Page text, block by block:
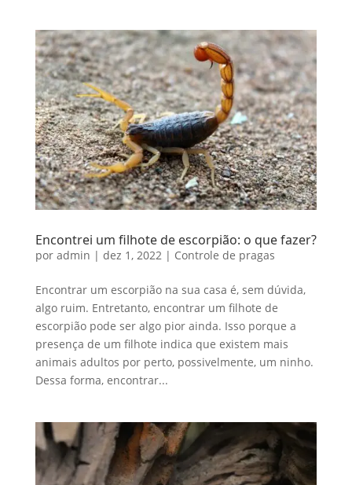
Encontrei um filhote de escorpião: o que fazer?
por admin | dez 1, 2022| Controle de pragas
Encontrar um escorpião na sua casa é, sem dúvida,
algo ruim. Entretanto, encontrar um filhote de
escorpião pode ser algo pior ainda. Isso porque a
presença de um filhote indica que existem mais
animais adultos por perto, possivelmente, um ninho.
Dessa forma, encontrar...